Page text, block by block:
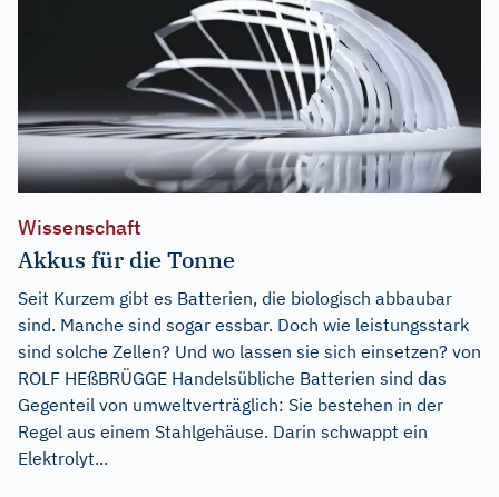
Wissenschaft
Akkus für die Tonne
Seit Kurzem gibt es Batterien, die biologisch abbaubar
sind. Manche sind sogar essbar. Doch wie leistungsstark
sind solche Zellen? Und wo lassen sie sich einsetzen? von
ROLF HEßBRÜGGE Handelsübliche Batterien sind das
Gegenteil von umweltverträglich: Sie bestehen in der
Regel aus einem Stahlgehäuse. Darin schwappt ein
Elektrolyt...